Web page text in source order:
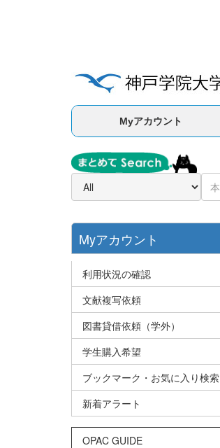
Myアカウント
Myアカウント
利用状況の確認
文献複写依頼
図書貸借依頼（学外）
学生購入希望
ブックマーク・お気に入り検索
新着アラート
OPAC GUIDE